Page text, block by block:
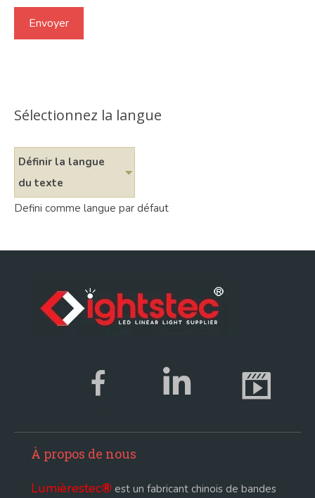
Sélectionnez la langue
Définir la langue
du texte
Defini comme langue par défaut
À propos de nous
Lumièrestec® est un fabricant chinois de bandes